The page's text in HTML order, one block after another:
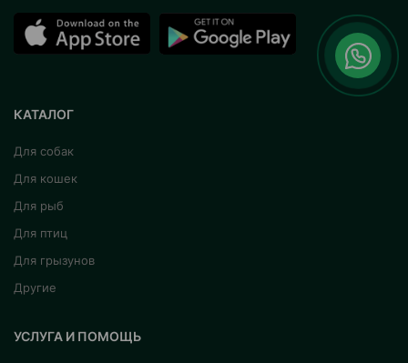
КАТАЛОГ
Для собак
Для кошек
Для рыб
Для птиц
Для грызунов
Другие
УСЛУГА И ПОМОЩЬ